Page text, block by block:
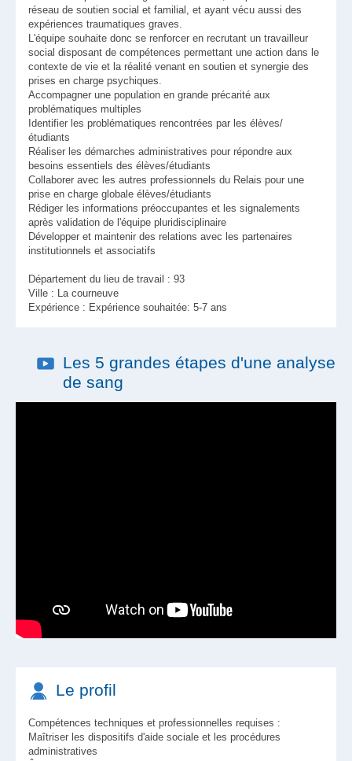
réseau de soutien social et familial, et ayant vécu aussi des
expériences traumatiques graves.
L'équipe souhaite donc se renforcer en recrutant un travailleur
social disposant de compétences permettant une action dans le
contexte de vie et la réalité venant en soutien et synergie des
prises en charge psychiques.
Accompagner une population en grande précarité aux
problématiques multiples
Identifier les problématiques rencontrées par les élèves/
étudiants
Réaliser les démarches administratives pour répondre aux
besoins essentiels des élèves/étudiants
Collaborer avec les autres professionnels du Relais pour une
prise en charge globale élèves/étudiants
Rédiger les informations préoccupantes et les signalements
après validation de l'équipe pluridisciplinaire
Développer et maintenir des relations avec les partenaires
institutionnels et associatifs
Département du lieu de travail : 93
Ville : La courneuve
Expérience : Expérience souhaitée: 5-7 ans
Les 5 grandes étapes d'une analyse
de sang
Le profil
Compétences techniques et professionnelles requises :
Maîtriser les dispositifs d'aide sociale et les procédures
administratives